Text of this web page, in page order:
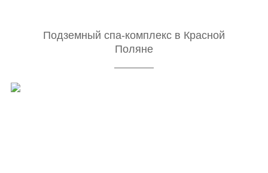
Подземный спа-комплекс в Красной
Поляне